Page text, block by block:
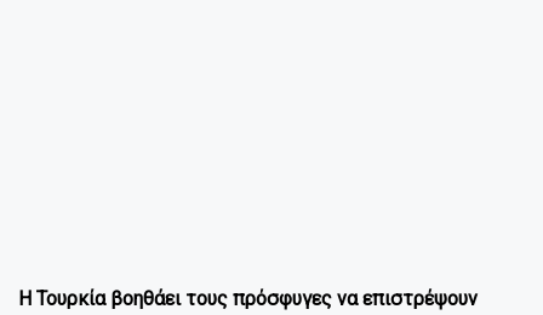
Η Τουρκία βοηθάει τους πρόσφυγες να επιστρέψουν